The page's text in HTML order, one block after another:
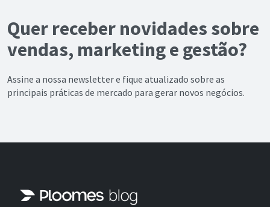
Quer receber novidades sobre
vendas, marketing e gestão?
Assine a nossa newsletter e fique atualizado sobre as
principais práticas de mercado para gerar novos negócios.